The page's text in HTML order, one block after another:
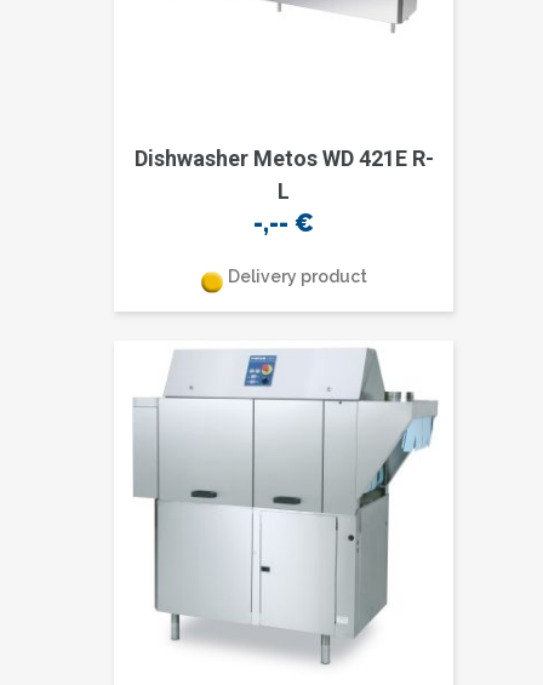
Dishwasher Metos WD 421E R-
L
-,-- €
Delivery product